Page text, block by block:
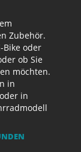
Zubehör.
Bike oder
ob Sie
möchten.
in
in